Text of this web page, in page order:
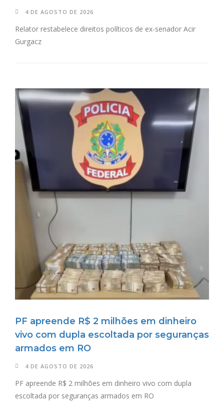
4 DE AGOSTO DE 2026
Relator restabelece direitos políticos de ex-senador Acir
Gurgacz
PF apreende R$ 2 milhões em dinheiro
vivo com dupla escoltada por seguranças
armados em RO
4 DE AGOSTO DE 2026
PF apreende R$ 2 milhões em dinheiro vivo com dupla
escoltada por seguranças armados em RO